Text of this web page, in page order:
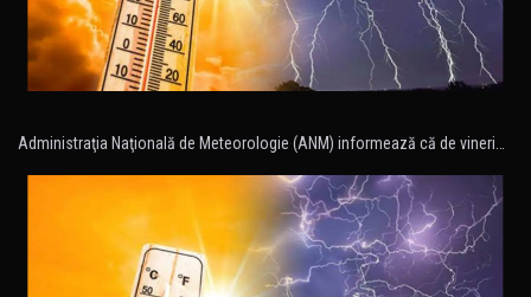
Administraţia Naţională de Meteorologie (ANM) informează că de vineri…